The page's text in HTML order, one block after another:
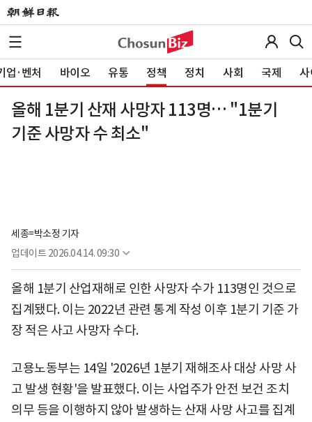
업·벤처 바이오 유통 정책 정치 사회 국제 사
올해 1분기 산재 사망자 113명… "1분기
기준 사망자 수 최소"
세종=박소정 기자
업데이트 2026.04.14. 09:30
올해 1분기 산업재해로 인한 사망자 수가 113명인 것으로
집계됐다. 이는 2022년 관련 통계 작성 이후 1분기 기준 가
장 적은 사고 사망자 수다.
고용노동부는 14일 '2026년 1분기 재해조사 대상 사망 사
고 발생 현황'을 발표했다. 이는 사업주가 안전 보건 조치
의무 등을 이행하지 않아 발생하는 산재 사망 사고를 집계